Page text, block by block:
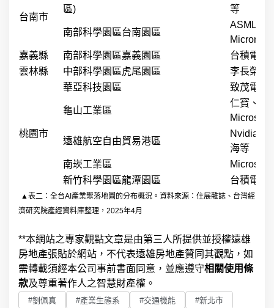
台南市
區)
等
南部科學園區台南園區
ASML、
Micron
嘉義縣
南部科學園區嘉義園區
台積電、
雲林縣
中部科學園區虎尾園區 李長榮化
桃園市
華亞科技園區 致茂電子
龜山工業區
仁寶、和
Microsoft
遠雄航空自由貿易港區
Nvidia、
海等
南崁工業區
新竹科學園區龍潭園區
台積電、
▲表二：全台AI產業聚落地圖的分布概況。資料來源：住展雜誌、台灣經
濟研究院產經資料庫整理，2025年4月
**本網站之專家觀點文章是由第三人所提供並授權遠雄
房地產張貼於網站，不代表遠雄房地產贊同其觀點，如
需轉載須經本公司事前書面同意，並應遵守相關使用條
款及尊重著作人之智慧財產權。
#劉佩真 #產業生態系 #交通機能
#新北市